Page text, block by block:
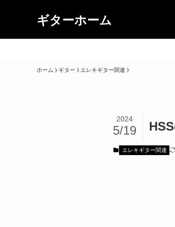
ギターホーム
ホーム ギター エレキギター関連
2024
5/19
エレキギター関連